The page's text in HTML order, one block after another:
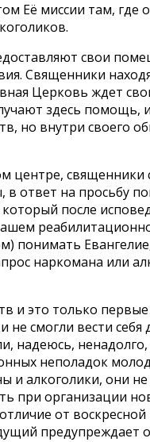
Её миссии там, где
свои
Священники
Церковь ждет
здесь помощь,
но внутри своего
центре, священники
ответ на просьбу
после
понимать
наркомана или
и это только
смогли вести себя
надеюсь,
неполадок
и алкоголики, они
при организации
от
предупреждает о